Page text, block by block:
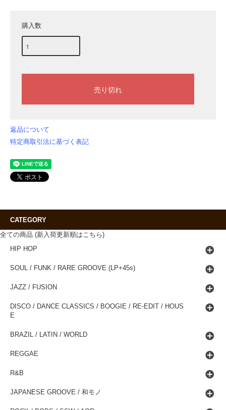
購入数
返品について
特定商取引法に基づく表記
CATEGORY
全ての商品 (新入荷更新順はこちら)
HIP HOP
SOUL / FUNK / RARE GROOVE (LP+45s)
JAZZ / FUSION
DISCO / DANCE CLASSICS / BOOGIE / RE-EDIT / HOUS
E
BRAZIL / LATIN / WORLD
REGGAE
R&B
JAPANESE GROOVE / 和モノ